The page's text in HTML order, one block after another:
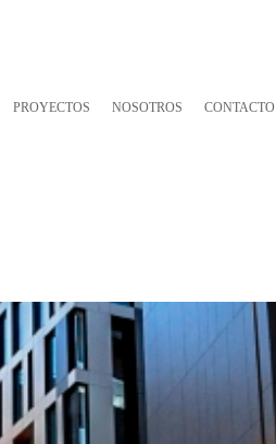
PROYECTOS NOSOTROS CONTACTO